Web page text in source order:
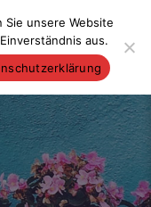
Sie unsere Website
aus.